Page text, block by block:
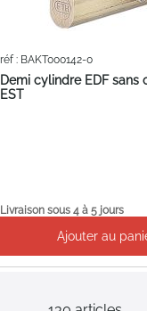
Demi cylindre EDF sans
EST
réf : BAKT000142-0
Livraison sous 4 à 5 jours
Ajouter au